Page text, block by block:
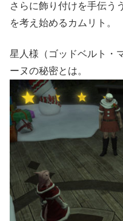
さらに飾り付けを手伝う
を考え始めるカムリト。
星人様（ゴッドベルト・
ーヌの秘密とは。